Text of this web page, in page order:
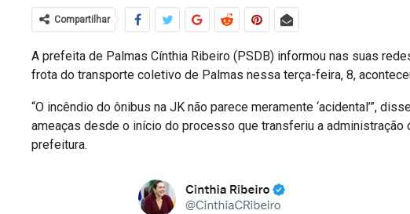
Compartilhar
A prefeita de Palmas Cínthia Ribeiro (PSDB) informou nas suas
frota do transporte coletivo de Palmas nessa terça-feira, 8,
“O incêndio do ônibus na JK não parece meramente ‘acidental’”,
ameaças desde o início do processo que transferiu a
prefeitura.